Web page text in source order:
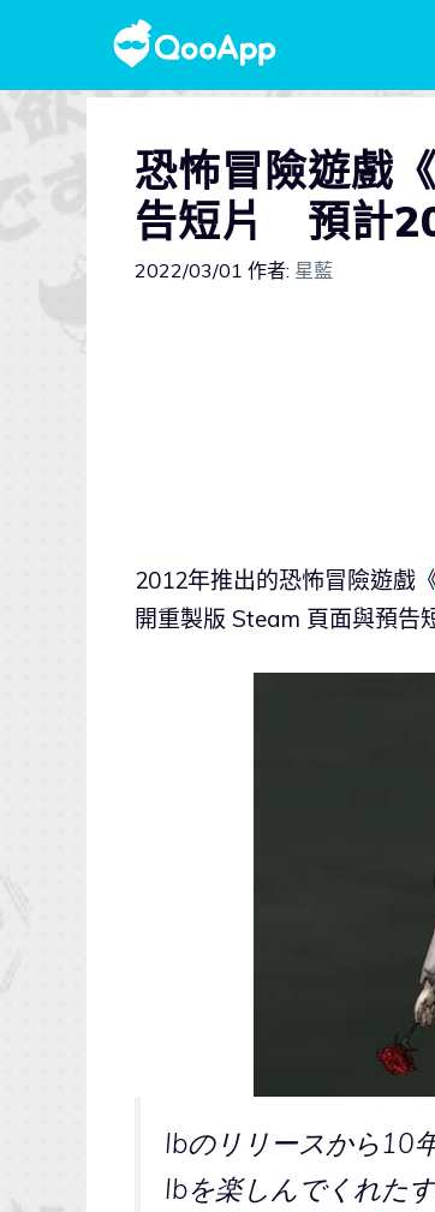
恐怖冒險遊戲
告短片 預計
2022/03/01 作者: 星藍
2012年推出的恐怖冒險遊戲
開重製版 Steam 頁面與預告
Ibのリリースから10
Ibを楽しんでくれた